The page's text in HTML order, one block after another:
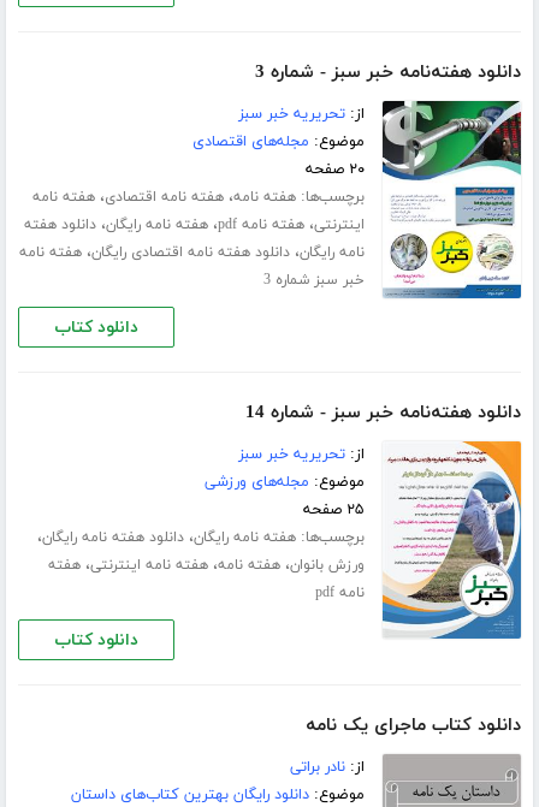
دانلود هفته‌نامه خبر سبز - شماره 3
از:تحریریه خبر سبز
موضوع: مجله‌های اقتصادی
۲۰ صفحه
برچسب‌ها:هفته نامه،هفته نامه اقتصادی،هفته نامه
اینترنتی،هفته نامه pdf ،هفته نامه رایگان،دانلود هفته
نامه رایگان،دانلود هفته نامه اقتصادی رایگان،هفته نامه
خبر سبز شماره 3
دانلود کتاب
دانلود هفته‌نامه خبر سبز - شماره 14
از:تحریریه خبر سبز
موضوع: مجله‌های ورزشی
۲۵ صفحه
برچسب‌ها:هفته نامه رایگان،دانلود هفته نامه رایگان،
ورزش بانوان،هفته نامه،هفته نامه اینترنتی،هفته
نامه pdf
دانلود کتاب
دانلود کتاب ماجرای یک نامه
از:نادر براتی
موضوع:دانلود رایگان بهترین کتاب‌های داستان